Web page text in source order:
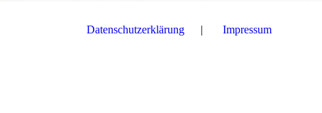
Datenschutz­erklärung Impressum